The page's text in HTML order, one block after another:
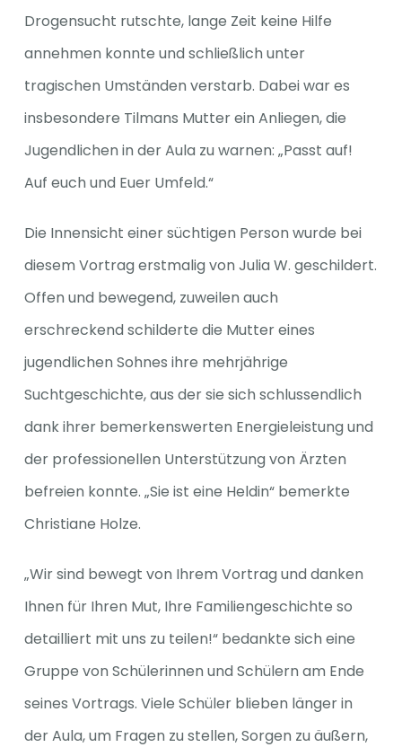
Drogensucht rutschte, lange Zeit keine Hilfe
annehmen konnte und schließlich unter
tragischen Umständen verstarb. Dabei war es
insbesondere Tilmans Mutter ein Anliegen, die
Jugendlichen in der Aula zu warnen: „Passt auf!
Auf euch und Euer Umfeld.“
Die Innensicht einer süchtigen Person wurde bei
diesem Vortrag erstmalig von Julia W. geschildert.
Offen und bewegend, zuweilen auch
erschreckend schilderte die Mutter eines
jugendlichen Sohnes ihre mehrjährige
Suchtgeschichte, aus der sie sich schlussendlich
dank ihrer bemerkenswerten Energieleistung und
der professionellen Unterstützung von Ärzten
befreien konnte. „Sie ist eine Heldin“ bemerkte
Christiane Holze.
„Wir sind bewegt von Ihrem Vortrag und danken
Ihnen für Ihren Mut, Ihre Familiengeschichte so
detailliert mit uns zu teilen!“ bedankte sich eine
Gruppe von Schülerinnen und Schülern am Ende
seines Vortrags. Viele Schüler blieben länger in
der Aula, um Fragen zu stellen, Sorgen zu äußern,